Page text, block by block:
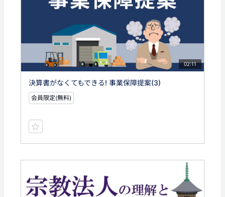
02:11
決算書がなくてもできる! 事業保障提案(3)
会員限定(無料)